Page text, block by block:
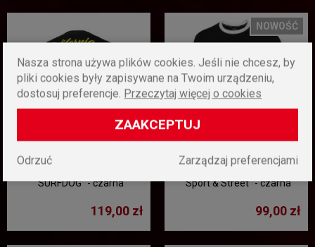
"SURFDOG" - czarna
119,00 zł
NOWOŚĆ
Koszulka Pretorian Ringer
"Sport & Street" - czarna
99,00 zł
Nasza strona używa plików cookies. Jeśli nie chcesz, by
pliki cookies były zapisywane na Twoim urządzeniu,
dostosuj preferencje. Przeczytaj więcej o cookies
ZAAKCEPTUJ
Zarządzaj preferencjami
Odrzuć